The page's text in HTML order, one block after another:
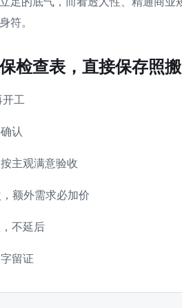
符。
检查表，直接保存照搬
工
认
主观满意验收
额外需求必加价
不延后
留证